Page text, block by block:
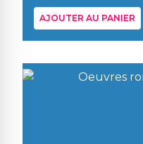
AJOUTER AU PANIER